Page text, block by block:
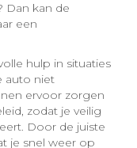
Dan kan de
een
hulp in situaties
auto niet
ervoor zorgen
zodat je veilig
Door de juiste
je snel weer op